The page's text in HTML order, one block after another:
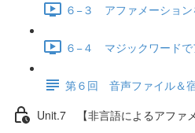
６−３ アファメーショ
６−４ マジックワードで
第６回 音声ファイル＆
Unit.7 【非言語によるアファ